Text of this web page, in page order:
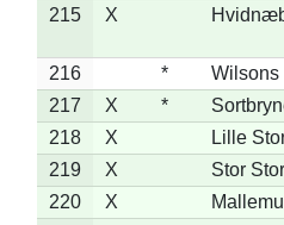
215
X
216 *
Wilsons
217
X *
218
X
Lille
219
X
Stor
220
X